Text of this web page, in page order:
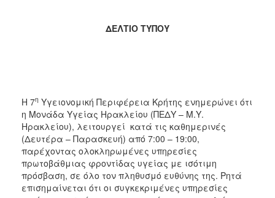
ΔΗΜΟΣ
ΠΟΛΙΤΙΣΜΟΣ
ΑΝΘΕΚΤΙΚΗ
ΠΟΛΗ
ΔΕΛΤΙΟ ΤΥΠΟΥ
Η 7η Υγειονομική Περιφέρεια Κρήτης ενημερώνει ότι
η Μονάδα Υγείας Ηρακλείου (ΠΕΔΥ – Μ.Υ.
Ηρακλείου), λειτουργεί κατά τις καθημερινές
(Δευτέρα – Παρασκευή) από 7:00 – 19:00,
παρέχοντας ολοκληρωμένες υπηρεσίες
πρωτοβάθμιας φροντίδας υγείας με ισότιμη
πρόσβαση, σε όλο τον πληθυσμό ευθύνης της. Ρητά
επισημαίνεται ότι οι συγκεκριμένες υπηρεσίες